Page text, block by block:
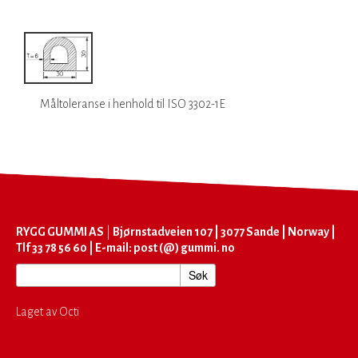
Måltoleranse i henhold til ISO 3302-1E
RYGG GUMMI AS
Bjørnstadveien 107 | 3077 Sande | Norway |
Tlf 33 78 56 60 | E-mail: post (@) gummi. no
Laget av Octi